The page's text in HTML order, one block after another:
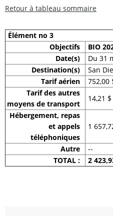
Retour à tableau sommaire
Élément no 3
Objectifs
BIO
Date(s)
Du 31
Destination(s)
San
Tarif aérien
752,00
Tarif des autres
moyens de transport
14,21 $
Hébergement, repas
et appels
téléphoniques
1
Autre
--
TOTAL :
2